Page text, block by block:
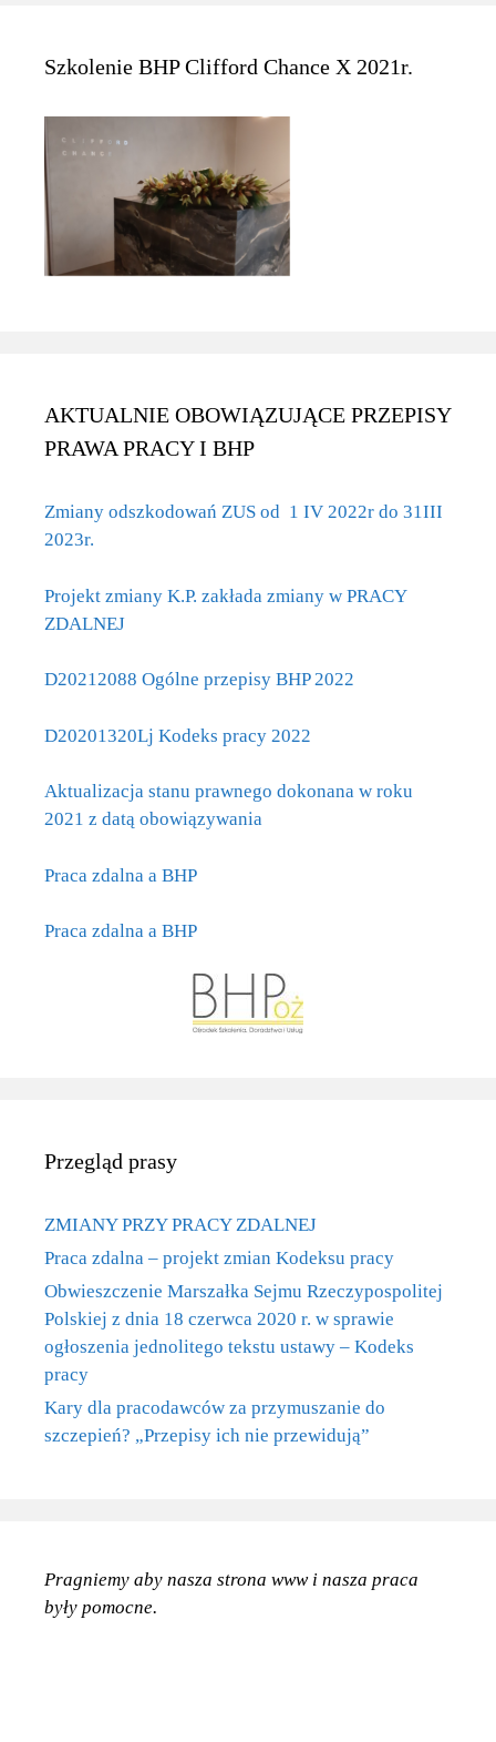
Szkolenie BHP Clifford Chance X 2021r.
AKTUALNIE OBOWIĄZUJĄCE PRZEPISY
PRAWA PRACY I BHP
Zmiany odszkodowań ZUS od 1 IV 2022r do 31III
2023r.
Projekt zmiany K.P. zakłada zmiany w PRACY
ZDALNEJ
D20212088 Ogólne przepisy BHP 2022
D20201320Lj Kodeks pracy 2022
Aktualizacja stanu prawnego dokonana w roku
2021 z datą obowiązywania
Praca zdalna a BHP
Praca zdalna a BHP
Przegląd prasy
ZMIANY PRZY PRACY ZDALNEJ
Praca zdalna – projekt zmian Kodeksu pracy
Obwieszczenie Marszałka Sejmu Rzeczypospolitej
Polskiej z dnia 18 czerwca 2020 r. w sprawie
ogłoszenia jednolitego tekstu ustawy – Kodeks
pracy
Kary dla pracodawców za przymuszanie do
szczepień? „Przepisy ich nie przewidują”
Pragniemy aby nasza strona www i nasza praca
były pomocne.